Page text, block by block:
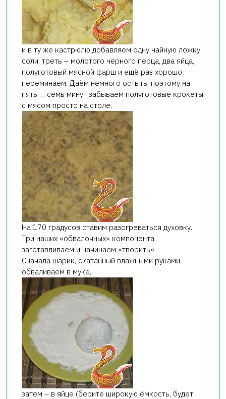
и в ту же кастрюлю добавляем одну чайную ложку
соли, треть – молотого чёрного перца, два яйца,
полуготовый мясной фарш и ещё раз хорошо
переминаем. Даём немного остыть, поэтому на
пять … семь минут забываем полуготовые крокеты
с мясом просто на столе.
На 170 градусов ставим разогреваться духовку.
Три наших «обвалочных» компонента
заготавливаем и начинаем «творить».
Сначала шарик, скатанный влажными руками,
обваливаем в муке,
затем – в яйце (берите широкую ёмкость, будет